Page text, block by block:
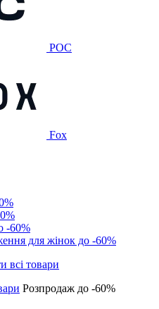
POC
Fox
-60%
для жінок до -60%
Розпродаж до -60%